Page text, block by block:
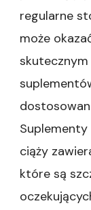
regularne
może
skutecznym
ciąży
które są